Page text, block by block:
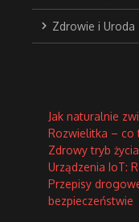
Zdrowie i Uroda
Jak naturalnie
Rozwielitka – co
Zdrowy tryb
Urządzenia IoT:
Przepisy
bezpieczeństwie